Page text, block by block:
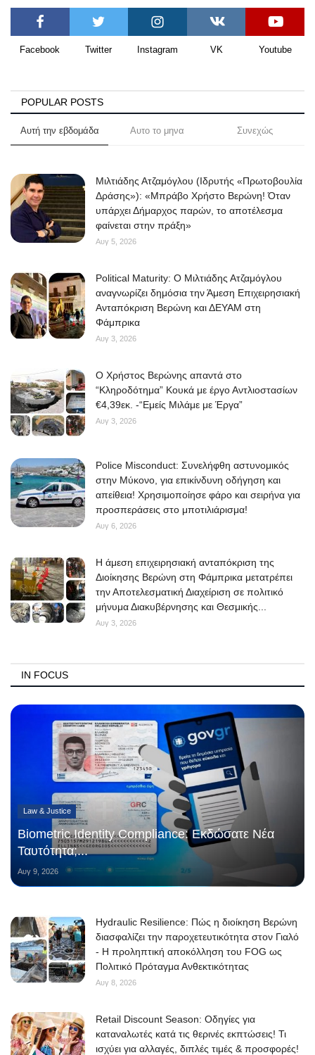
Facebook Twitter Instagram VK Youtube
POPULAR POSTS
Αυτή την εβδομάδα Αυτο το μηνα Συνεχώς
Μιλτιάδης Ατζαμόγλου (Ιδρυτής «Πρωτοβουλία
Δράσης»): «Μπράβο Χρήστο Βερώνη! Όταν
υπάρχει Δήμαρχος παρών, το αποτέλεσμα
φαίνεται στην πράξη»
Αυγ 5, 2026
Political Maturity: Ο Μιλτιάδης Ατζαμόγλου
αναγνωρίζει δημόσια την Άμεση Επιχειρησιακή
Ανταπόκριση Βερώνη και ΔΕΥΑΜ στη
Φάμπρικα
Αυγ 3, 2026
O Χρήστος Βερώνης απαντά στο
“Κληροδότημα” Κουκά με έργο Αντλιοστασίων
€4,39εκ. -“Εμείς Μιλάμε με Έργα”
Αυγ 3, 2026
Police Misconduct: Συνελήφθη αστυνομικός
στην Μύκονο, για επικίνδυνη οδήγηση και
απείθεια! Χρησιμοποίησε φάρο και σειρήνα για
προσπεράσεις στο μποτιλιάρισμα!
Αυγ 6, 2026
Η άμεση επιχειρησιακή ανταπόκριση της
Διοίκησης Βερώνη στη Φάμπρικα μετατρέπει
την Αποτελεσματική Διαχείριση σε πολιτικό
μήνυμα Διακυβέρνησης και Θεσμικής...
Αυγ 3, 2026
IN FOCUS
Law & Justice
Biometric Identity Compliance: Εκδώσατε Νέα
Ταυτότητα;...
Αυγ 9, 2026
Hydraulic Resilience: Πώς η διοίκηση Βερώνη
διασφαλίζει την παροχετευτικότητα στον Γιαλό
- Η προληπτική αποκόλληση του FOG ως
Πολιτικό Πρόταγμα Ανθεκτικότητας
Αυγ 8, 2026
Retail Discount Season: Οδηγίες για
καταναλωτές κατά τις θερινές εκπτώσεις! Τι
ισχύει για αλλαγές, διπλές τιμές & προσφορές!